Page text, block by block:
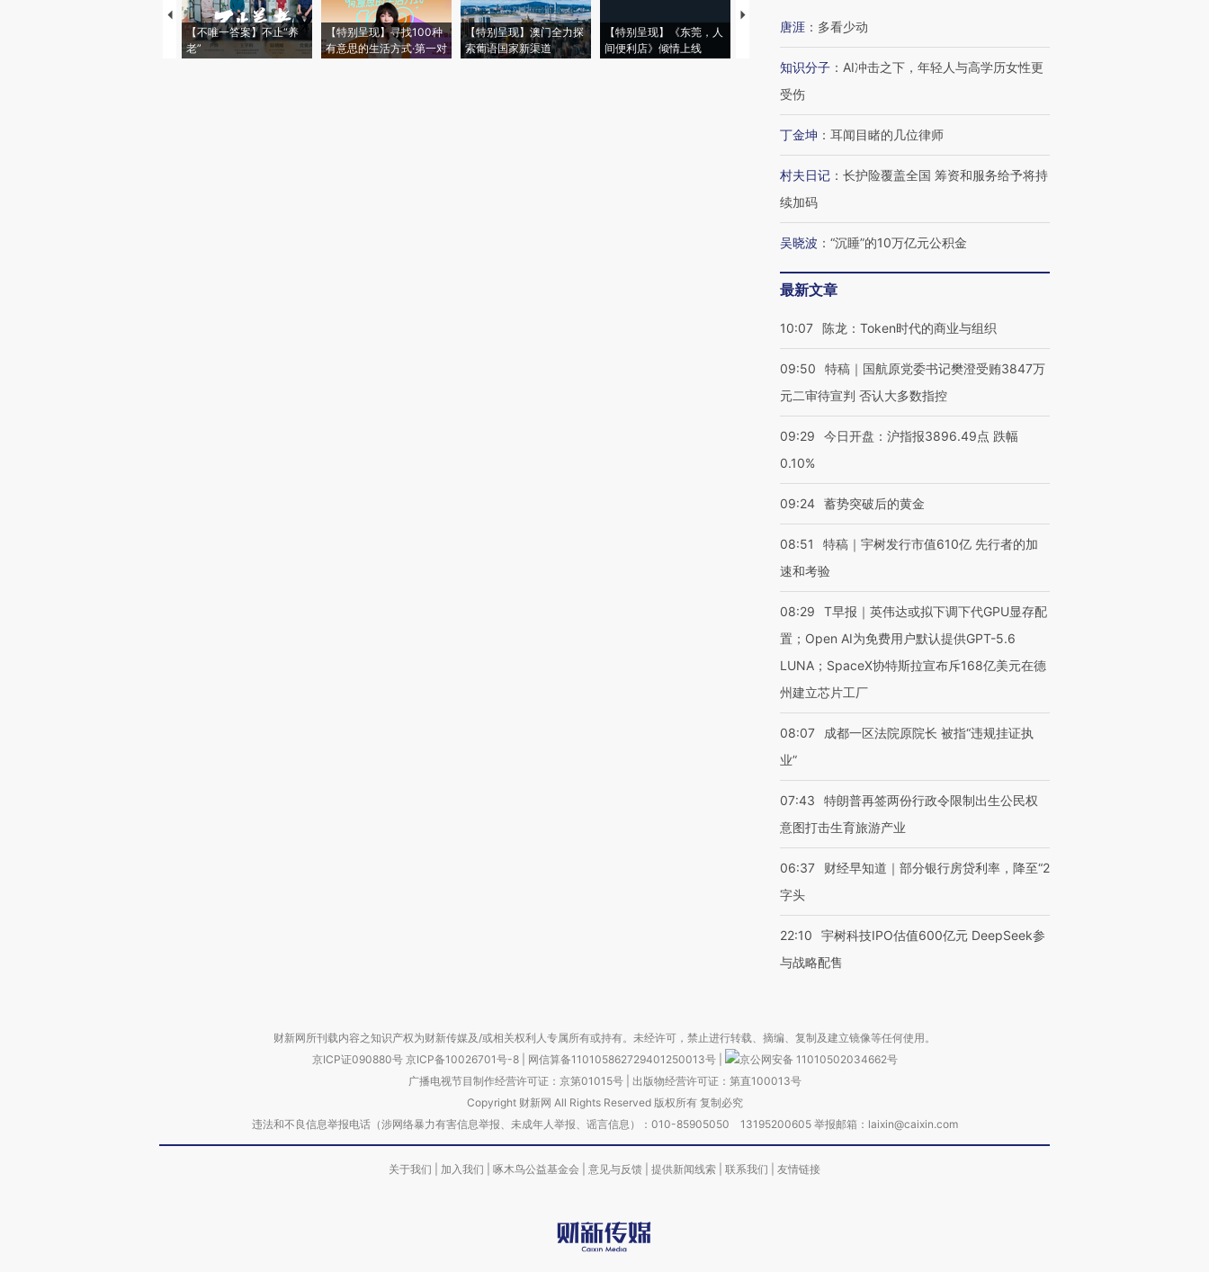
【不唯一答案】不止“养
老”
【特别呈现】寻找100种
有意思的生活方式·第一对
【特别呈现】澳门全力探
索葡语国家新渠道
【特别呈现】《东莞，人
间便利店》倾情上线
【推广】走进第四届链博
会，让数智科技“链”接产
有意思的生活方式·第三对
住三大增长引擎是什么？
唐涯 ： 多看少动
知识分子 ： AI冲击之下，年轻人与高学历女性更
受伤
丁金坤 ： 耳闻目睹的几位律师
村夫日记 ： 长护险覆盖全国 筹资和服务给予将持
续加码
吴晓波 ： “沉睡”的10万亿元公积金
最新文章
10:07 陈龙：Token时代的商业与组织
09:50
特稿｜国航原党委书记樊澄受贿3847万
元二审待宣判 否认大多数指控
09:29
今日开盘：沪指报3896.49点 跌幅
0.10%
09:24 蓄势突破后的黄金
08:51
特稿｜宇树发行市值610亿 先行者的加
速和考验
08:29
T早报｜英伟达或拟下调下代GPU显存配
置；Open AI为免费用户默认提供GPT-5.6
LUNA；SpaceX协特斯拉宣布斥168亿美元在德
州建立芯片工厂
08:07
成都一区法院原院长 被指“违规挂证执
业”
07:43
特朗普再签两份行政令限制出生公民权
意图打击生育旅游产业
06:37
财经早知道｜部分银行房贷利率，降至“2
字头
22:10
宇树科技IPO估值600亿元 DeepSeek参
与战略配售
财新网所刊载内容之知识产权为财新传媒及/或相关权利人专属所有或持有。未经许可，禁止进行转载、摘编、复制及建立镜像等任何使用。
京ICP证090880号 京ICP备10026701号-8 网信算备110105862729401250013号
京公网安备 11010502034662号
广播电视节目制作经营许可证：京第01015号| 出版物经营许可证：第直100013号
Copyright 财新网 All Rights Reserved 版权所有 复制必究
违法和不良信息举报电话（涉网络暴力有害信息举报、未成年人举报、谣言信息）：010-85905050 13195200605 举报邮箱：laixin@caixin.com
关于我们 加入我们 啄木鸟公益基金会 意见与反馈 提供新闻线索 联系我们 友情链接